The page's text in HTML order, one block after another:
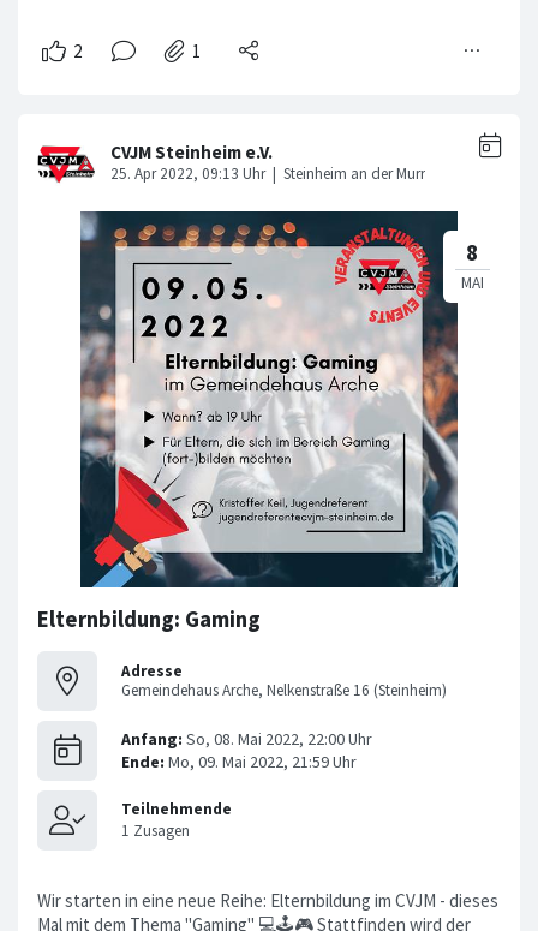
Elternbildung: Gaming
Adresse
Gemeindehaus Arche, Nelkenstraße 16 (Steinheim)
Wir starten in eine neue Reihe: Elternbildung im CVJM - dieses
Mal mit dem Thema "Gaming" 💻🕹️🎮 Stattfinden wird der